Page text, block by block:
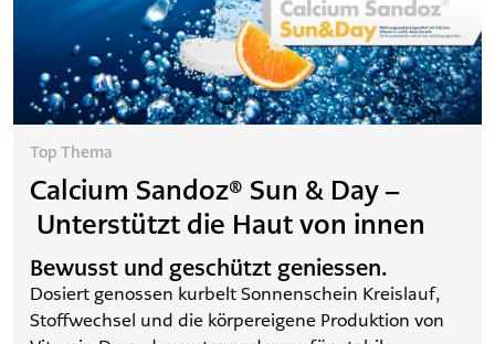
Top Thema
Calcium Sandoz® Sun & Day –
Unterstützt die Haut von innen
Bewusst und geschützt geniessen.
Dosiert genossen kurbelt Sonnenschein Kreislauf,
Stoffwechsel und die körpereigene Produktion von